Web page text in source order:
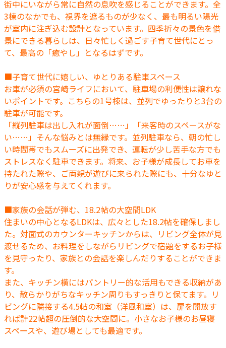
街中にいながら常に自然の息吹を感じることができます。全
3棟のなかでも、視界を遮るものが少なく、最も明るい陽光
が室内に注ぎ込む設計となっています。四季折々の景色を借
景にできる暮らしは、日々忙しく過ごす子育て世代にとっ
て、最高の「癒やし」となるはずです。
■子育て世代に嬉しい、ゆとりある駐車スペース
お車が必須の宮崎ライフにおいて、駐車場の利便性は譲れな
いポイントです。こちらの1号棟は、並列でゆったりと3台の
駐車が可能です。
「縦列駐車は出し入れが面倒……」「来客時のスペースがな
い……」そんな悩みとは無縁です。並列駐車なら、朝の忙し
い時間帯でもスムーズに出発でき、運転が少し苦手な方でも
ストレスなく駐車できます。将来、お子様が成長してお車を
持たれた際や、ご両親が遊びに来られた際にも、十分なゆと
りが安心感を与えてくれます。
■家族の会話が弾む、18.2帖の大空間LDK
住まいの中心となるLDKは、広々とした18.2帖を確保しまし
た。対面式のカウンターキッチンからは、リビング全体が見
渡せるため、お料理をしながらリビングで宿題をするお子様
を見守ったり、家族との会話を楽しんだりすることができま
す。
また、キッチン横にはパントリー的な活用もできる収納があ
り、散らかりがちなキッチン周りもすっきりと保てます。リ
ビングに隣接する4.5帖の和室（洋風和室）は、扉を開放す
れば計22帖超の圧倒的な大空間に。小さなお子様のお昼寝
スペースや、遊び場としても最適です。